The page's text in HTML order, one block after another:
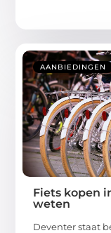
AANBIEDINGEN
Fiets kopen
weten
Deventer staat